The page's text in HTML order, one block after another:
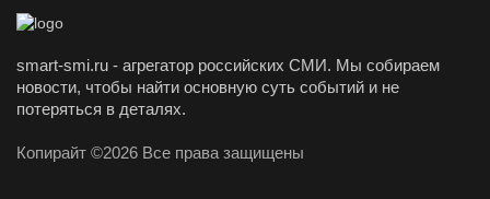
smart-smi.ru - агрегатор российских СМИ. Мы собираем
новости, чтобы найти основную суть событий и не
потеряться в деталях.
Копирайт ©2026 Все права защищены